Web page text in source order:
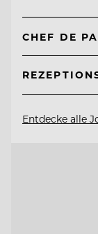
CHEF DE
Entdecke alle